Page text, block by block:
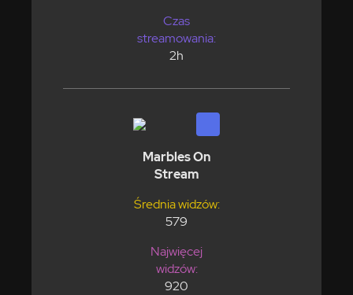
Czas
streamowania:
2h
Marbles On
Stream
Średnia widzów:
579
Najwięcej
widzów:
920